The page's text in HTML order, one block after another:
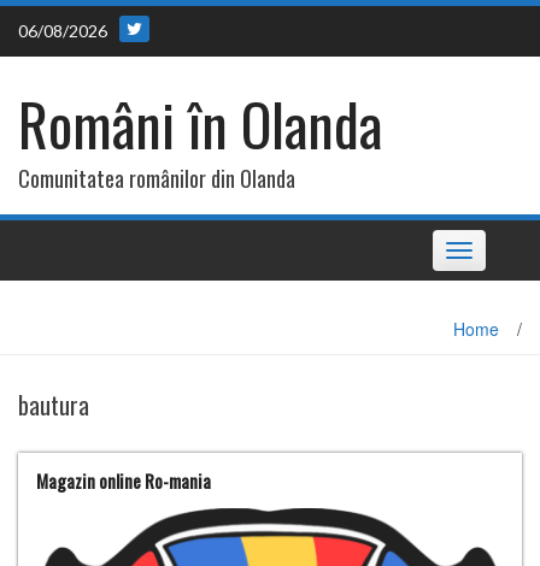
Skip
content
06/08/2026
Români în Olanda
Comunitatea românilor din Olanda
Toggle
navigation
Home /
bautura
Magazin online Ro-mania